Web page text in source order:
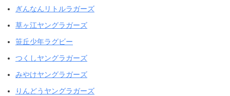
ぎんなんリトルラガーズ
草ヶ江ヤングラガーズ
笹丘少年ラグビー
つくしヤングラガーズ
みやけヤングラガーズ
りんどうヤングラガーズ